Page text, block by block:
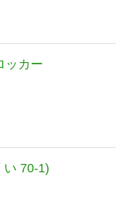
ッカー
い 70-1)